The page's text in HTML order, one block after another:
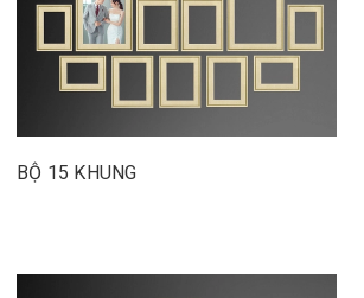
BỘ 15 KHUNG